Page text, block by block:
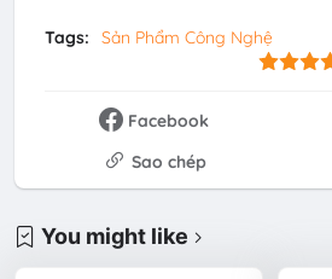
Tags:
Sản Phẩm Công Nghệ
Facebook
Sao chép
You might like